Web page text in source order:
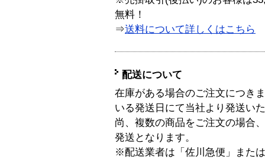
無料！
⇒送料について詳しくはこちら
配送について
在庫がある場合のご注文につき
いる発送日にて当社より発送い
尚、複数の商品をご注文の場合
発送となります。
※配送業者は「佐川急便」また